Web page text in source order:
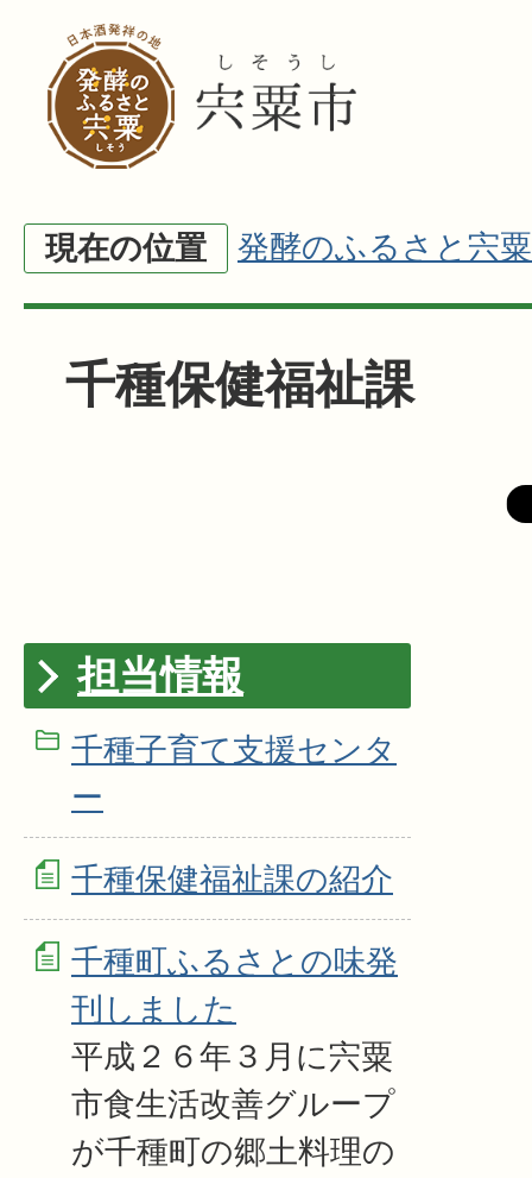
現在の位置 発酵のふるさと宍粟
千種保健福祉課
担当情報
千種子育て支援センタ
ー
千種保健福祉課の紹介
千種町ふるさとの味発
刊しました
平成２６年３月に宍粟
市食生活改善グループ
が千種町の郷土料理の